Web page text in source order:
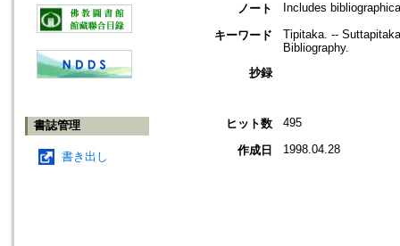
書誌管理
書き出し
ノート
Includes
キーワード
Tipitaka. --
Bibliography.
抄録
ヒット数 495
作成日 1998.04.28